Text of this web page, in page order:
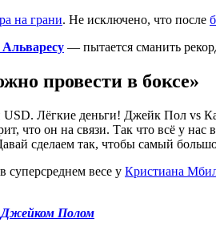
на грани. Не исключено, что после
— пытается сманить
провести в боксе»
Лёгкие деньги! Джейк Пол vs
что он на связи. Так что всё у
сделаем так, чтобы самый
суперсреднем весе у Кристиана
Джейком Полом